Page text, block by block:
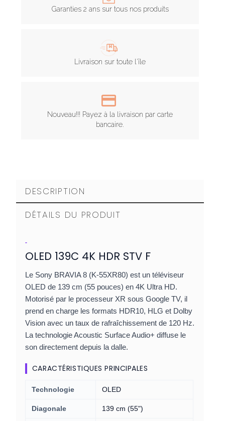
Garanties 2 ans sur tous nos produits
Livraison sur toute l'île
Nouveau!!! Payez à la livraison par carte
bancaire.
DESCRIPTION
DÉTAILS DU PRODUIT
-
OLED 139C 4K HDR STV F
Le Sony BRAVIA 8 (K-55XR80) est un téléviseur
OLED de 139 cm (55 pouces) en 4K Ultra HD.
Motorisé par le processeur XR sous Google TV, il
prend en charge les formats HDR10, HLG et Dolby
Vision avec un taux de rafraîchissement de 120 Hz.
La technologie Acoustic Surface Audio+ diffuse le
son directement depuis la dalle.
CARACTÉRISTIQUES PRINCIPALES
Technologie OLED
Diagonale 139 cm (55")